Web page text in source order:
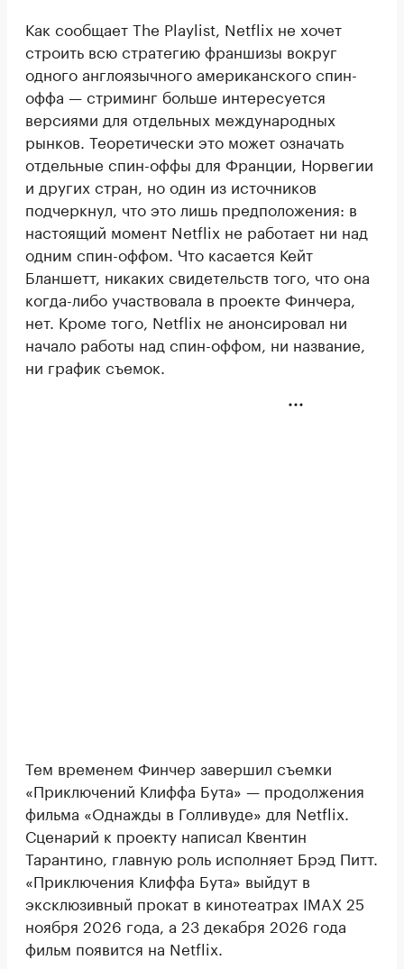
Как сообщает The Playlist, Netflix не хочет
строить всю стратегию франшизы вокруг
одного англоязычного американского спин-
оффа — стриминг больше интересуется
версиями для отдельных международных
рынков. Теоретически это может означать
отдельные спин-оффы для Франции, Норвегии
и других стран, но один из источников
подчеркнул, что это лишь предположения: в
настоящий момент Netflix не работает ни над
одним спин-оффом. Что касается Кейт
Бланшетт, никаких свидетельств того, что она
когда-либо участвовала в проекте Финчера,
нет. Кроме того, Netflix не анонсировал ни
начало работы над спин-оффом, ни название,
ни график съемок.
Тем временем Финчер завершил съемки
«Приключений Клиффа Бута» — продолжения
фильма «Однажды в Голливуде» для Netflix.
Сценарий к проекту написал Квентин
Тарантино, главную роль исполняет Брэд Питт.
«Приключения Клиффа Бута» выйдут в
эксклюзивный прокат в кинотеатрах IMAX 25
ноября 2026 года, а 23 декабря 2026 года
фильм появится на Netflix.